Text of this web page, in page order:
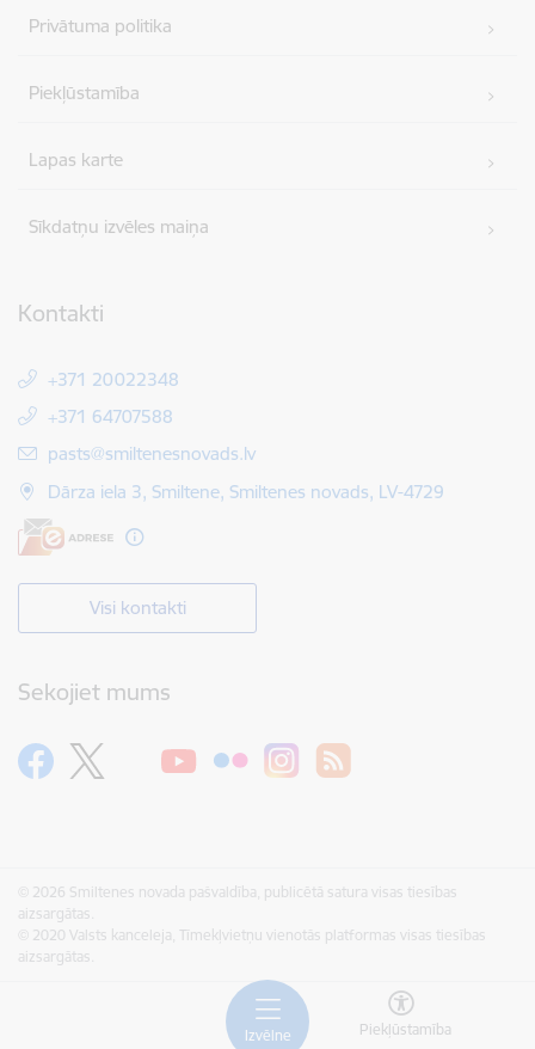
Izvēlne Piekļūstamība
Privātuma politika
Piekļūstamība
Lapas karte
Sīkdatņu izvēles maiņa
Kontakti
+371 20022348
+371 64707588
E-pasts:
pasts@smiltenesnovads.lv
Dārza iela 3, Smiltene, Smiltenes novads, LV-4729
Visi kontakti
Sekojiet mums
© 2026 Smiltenes novada pašvaldība, publicētā satura visas tiesības
aizsargātas.
© 2020 Valsts kanceleja, Tīmekļvietņu vienotās platformas visas tiesības
aizsargātas.